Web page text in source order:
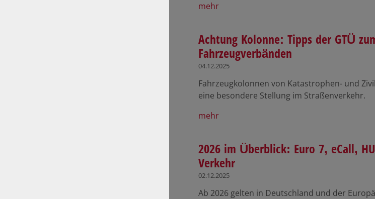
mehr
Achtung Kolonne: Tipps der GTÜ
Fahrzeugverbänden
04.12.2025
Fahrzeugkolonnen von Katastrophen- und
eine besondere Stellung im Straßenverkehr.
mehr
2026 im Überblick: Euro 7, eCall,
Verkehr
02.12.2025
Ab 2026 gelten in Deutschland und der